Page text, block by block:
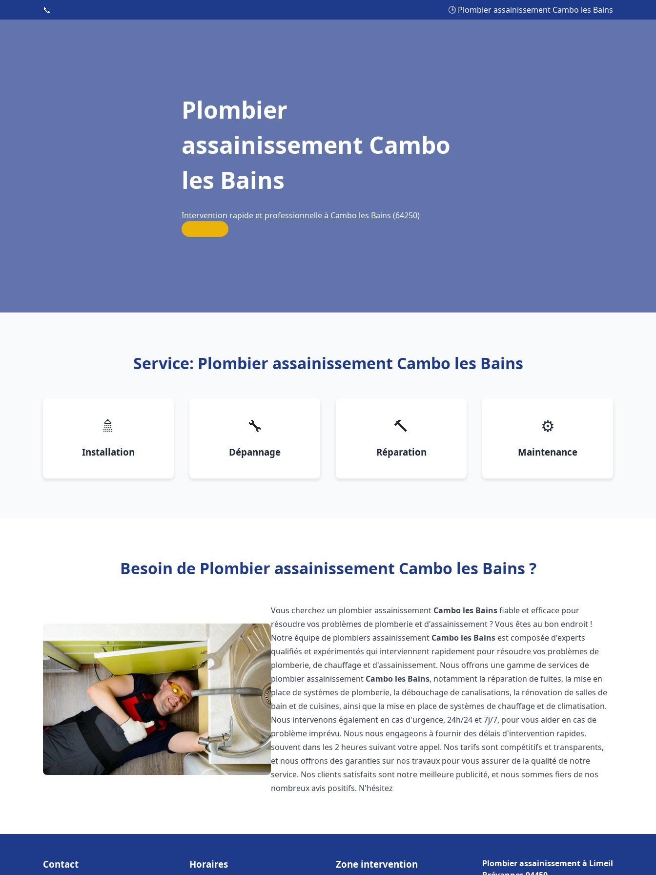
📞 🕒 Plombier assainissement Cambo les Bains
Plombier
assainissement Cambo
les Bains
Intervention rapide et professionnelle à Cambo les Bains (64250)
Service: Plombier assainissement Cambo les Bains
🚿
Installation
🔧
Dépannage
🔨
Réparation
⚙️
Maintenance
Besoin de Plombier assainissement Cambo les Bains ?
Vous cherchez un plombier assainissement Cambo les Bainsfiable et efficace pour
résoudre vos problèmes de plomberie et d'assainissement ? Vous êtes au bon endroit !
Notre équipe de plombiers assainissement Cambo les Bains est composée d'experts
qualifiés et expérimentés qui interviennent rapidement pour résoudre vos problèmes de
plomberie, de chauffage et d'assainissement. Nous offrons une gamme de services de
plombier assainissement Cambo les Bains, notamment la réparation de fuites, la mise en
place de systèmes de plomberie, la débouchage de canalisations, la rénovation de salles de
bain et de cuisines, ainsi que la mise en place de systèmes de chauffage et de climatisation.
Nous intervenons également en cas d'urgence, 24h/24 et 7j/7, pour vous aider en cas de
problème imprévu. Nous nous engageons à fournir des délais d'intervention rapides,
souvent dans les 2 heures suivant votre appel. Nos tarifs sont compétitifs et transparents,
et nous offrons des garanties sur nos travaux pour vous assurer de la qualité de notre
service. Nos clients satisfaits sont notre meilleure publicité, et nous sommes fiers de nos
nombreux avis positifs. N'hésitez
Contact Horaires Zone intervention
Plombier assainissement à Limeil